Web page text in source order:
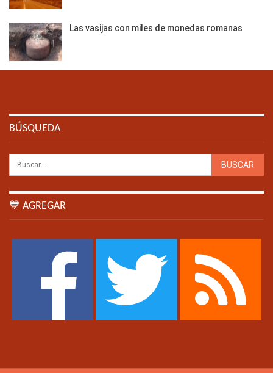
Las vasijas con miles de monedas romanas
BÚSQUEDA
💙 AGREGAR